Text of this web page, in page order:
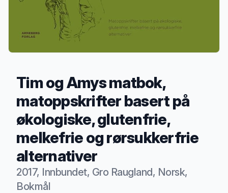
Tim og Amys matbok,
matoppskrifter basert på
økologiske, glutenfrie,
melkefrie og rørsukkerfrie
alternativer
2017, Innbundet, Gro Raugland, Norsk,
Bokmål